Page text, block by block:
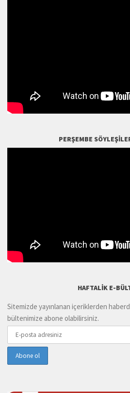
PERŞEMBE
HAFTALIK E-
Sitemizde yayınlanan içeriklerden
bültenimize abone olabilirsiniz.